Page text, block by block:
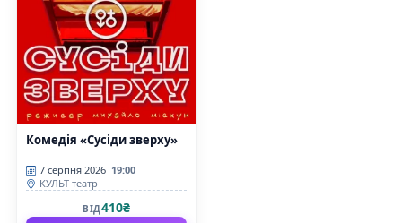
Комедія «Сусіди зверху»
7 серпня 2026 19:00
КУЛЬТ театр
ВІД410₴